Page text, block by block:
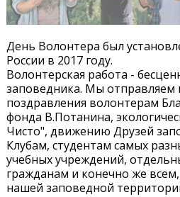
День Волонтера был
России в 2017 году.
Волонтерская работа -
заповедника. Мы отправляем
поздравления волонтерам
фонда В.Потанина,
Чисто", движению Друзей
Клубам, студентам самых
учебных учреждений,
гражданам и конечно же
нашей заповедной